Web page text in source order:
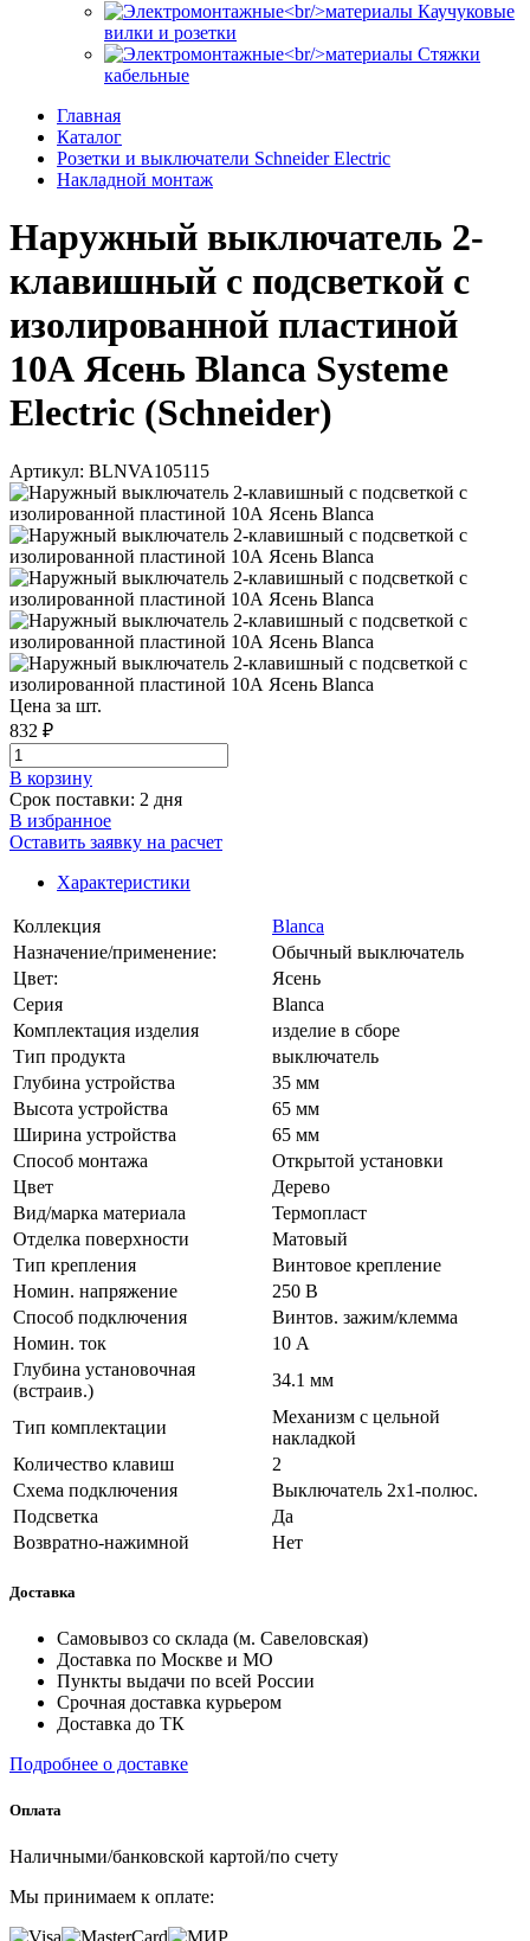
Каучуковые
вилки и розетки
Стяжки
кабельные
Главная
Каталог
Розетки и выключатели Schneider Electric
Накладной монтаж
Наружный выключатель 2-
клавишный с подсветкой с
изолированной пластиной
10А Ясень Blanca Systeme
Electric (Schneider)
Артикул: BLNVA105115
Цена за шт.
832 ₽
В корзинy
Срок поставки: 2 дня
В избранное
Оставить заявку на расчет
Характеристики
Коллекция
Blanca
Назначение/применение:
Обычный выключатель
Цвет:
Ясень
Серия
Blanca
Комплектация изделия
изделие в сборе
Тип продукта
выключатель
Глубина устройства
35 мм
Высота устройства
65 мм
Ширина устройства
65 мм
Способ монтажа
Открытой установки
Цвет
Дерево
Вид/марка материала
Термопласт
Отделка поверхности
Матовый
Тип крепления
Винтовое крепление
Номин. напряжение
250 В
Способ подключения
Винтов. зажим/клемма
Номин. ток
10 А
Глубина установочная
(встраив.)
34.1 мм
Тип комплектации
Механизм с цельной
накладкой
Количество клавиш
2
Схема подключения
Выключатель 2х1-полюс.
Подсветка
Да
Возвратно-нажимной
Нет
Доставка
Самовывоз со склада (м. Савеловская)
Доставка по Москве и МО
Пункты выдачи по всей России
Срочная доставка курьером
Доставка до ТК
Подробнее о доставке
Оплата
Наличными/банковской картой/по счету
Мы принимаем к оплате: